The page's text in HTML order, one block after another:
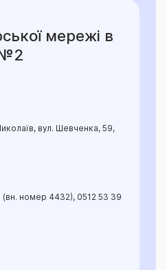
мережі в
вул. Шевченка, 59,
(вн. номер 4432), 0512 53 39